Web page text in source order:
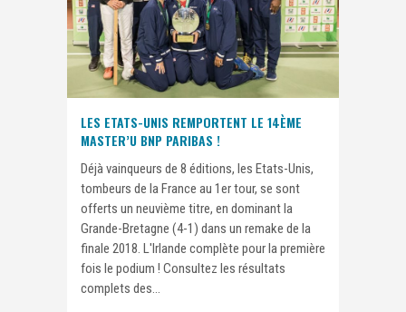
LES ETATS-UNIS REMPORTENT LE 14ÈME
MASTER’U BNP PARIBAS !
Déjà vainqueurs de 8 éditions, les Etats-Unis,
tombeurs de la France au 1er tour, se sont
offerts un neuvième titre, en dominant la
Grande-Bretagne (4-1) dans un remake de la
finale 2018. L'Irlande complète pour la première
fois le podium ! Consultez les résultats
complets des...